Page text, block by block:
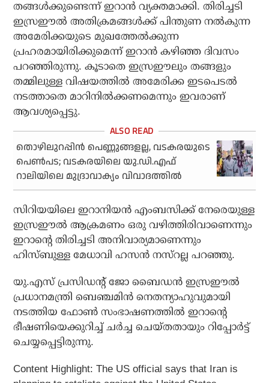
തങ്ങള്‍ക്കുണ്ടെന്ന് ഇറാന്‍ വ്യക്തമാക്കി. തിരിച്ചടി
ഇസ്രഈല്‍ അതിക്രമങ്ങള്‍ക്ക് പിന്തുണ നല്‍കുന്ന
അമേരിക്കയുടെ മുഖത്തേല്‍ക്കുന്ന
പ്രഹരമായിരിക്കുമെന്ന് ഇറാന്‍ കഴിഞ്ഞ ദിവസം
പറഞ്ഞിരുന്നു. കൂടാതെ ഇസ്രഈലും തങ്ങളും
തമ്മിലുള്ള വിഷയത്തില്‍ അമേരിക്ക ഇടപെടല്‍
നടത്താതെ മാറിനില്‍ക്കണമെന്നും ഇവരാണ്
ആവശ്യപ്പെട്ടു.
തൊഴിലുറപ്പിന്‍ പെണ്ണുങ്ങളല്ല, വടകരയുടെ
പെണ്‍പട; വടകരയിലെ യു.ഡി.എഫ്
റാലിയിലെ മുദ്രാവാക്യം വിവാദത്തില്‍
സിറിയയിലെ ഇറാനിയന്‍ എംബസിക്ക് നേരെയുള്ള
ഇസ്രഈല്‍ ആക്രമണം ഒരു വഴിത്തിരിവാണെന്നും
ഇറാന്റെ തിരിച്ചടി അനിവാര്യമാണെന്നും
ഹിസ്ബുള്ള മേധാവി ഹസന്‍ നസ്റല്ല പറഞ്ഞു.
യു.എസ് പ്രസിഡന്റ് ജോ ബൈഡന്‍ ഇസ്രഈല്‍
പ്രധാനമന്ത്രി ബെഞ്ചമിന്‍ നെതന്യാഹുവുമായി
നടത്തിയ ഫോണ്‍ സംഭാഷണത്തില്‍ ഇറാന്റെ
ഭീഷണിയെക്കുറിച്ച് ചര്‍ച്ച ചെയ്തതായും റിപ്പോര്‍ട്ട്
ചെയ്യപ്പെട്ടിരുന്നു.
Content Highlight: The US official says that Iran is